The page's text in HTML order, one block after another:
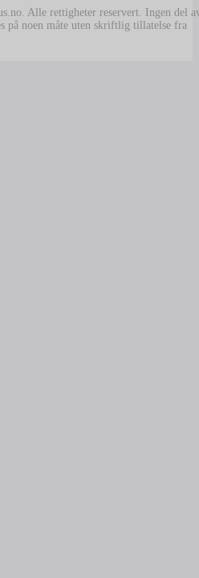
Alle rettigheter reservert. Ingen del
på noen måte uten skriftlig tillatelse fra